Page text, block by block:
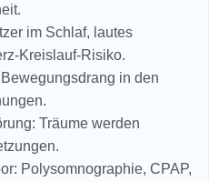
im Schlaf, lautes
Kreislauf-Risiko.
in den
Träume werden
Polysomnographie, CPAP,